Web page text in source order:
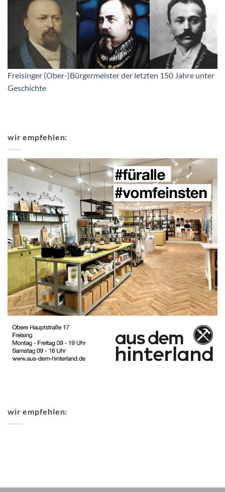
Freisinger (Ober-)Bürgermeister der letzten 150 Jahre unter
Geschichte
wir empfehlen:
wir empfehlen: